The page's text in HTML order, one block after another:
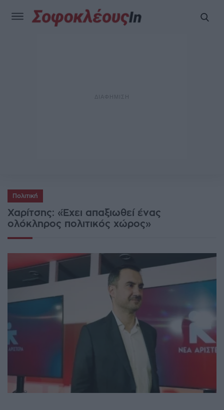
Πολιτική
Χαρίτσης: «Έχει απαξιωθεί ένας
ολόκληρος πολιτικός χώρος»